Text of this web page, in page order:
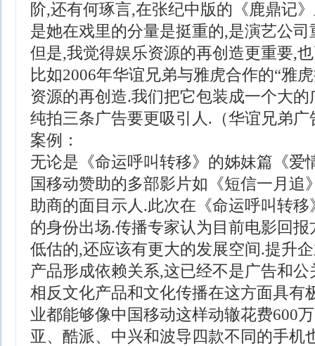
阶,还有何琢言,在张纪中版的《鹿鼎记
是她在戏里的分量是挺重的,是演艺公
但是,我觉得娱乐资源的再创造更重要,
比如2006年华谊兄弟与雅虎合作的“雅
资源的再创造.我们把它包装成一个大
纯拍三条广告要更吸引人.（华谊兄弟
案例：
无论是《命运呼叫转移》的姊妹篇《爱
国移动赞助的多部影片如《短信一月追
助商的面目示人.此次在《命运呼叫转
的身份出场.传播专家认为目前电影回报
低估的,还应该有更大的发展空间.提升
产品形成依赖关系,这已经不是广告和
相反文化产品和文化传播在这方面具有
业都能够像中国移动这样动辙花费600
亚、酷派、中兴和波导四款不同的手机